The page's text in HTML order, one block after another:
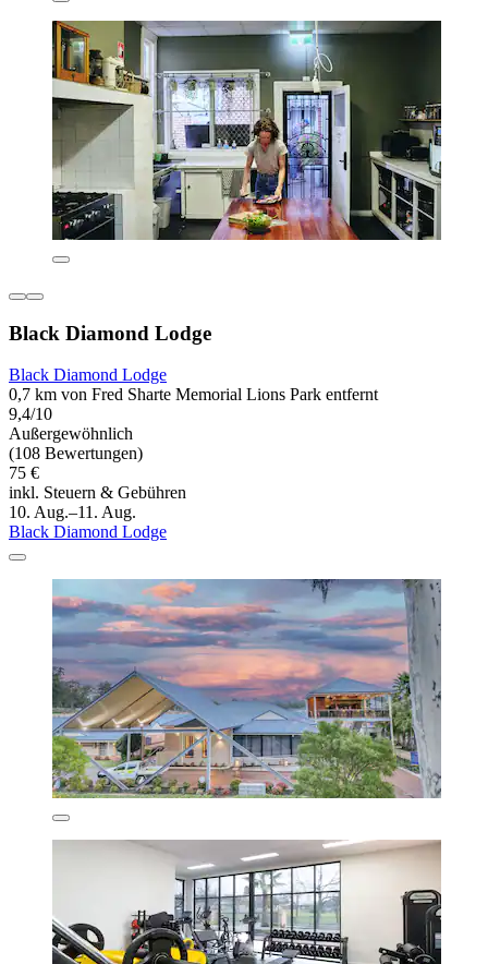
Black Diamond Lodge
Black Diamond Lodge
0,7 km von Fred Sharte Memorial Lions Park entfernt
9,4/10
Außergewöhnlich
(108 Bewertungen)
75 €
inkl. Steuern & Gebühren
10. Aug.–11. Aug.
Black Diamond Lodge